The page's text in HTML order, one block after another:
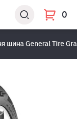
0
шина General Tire